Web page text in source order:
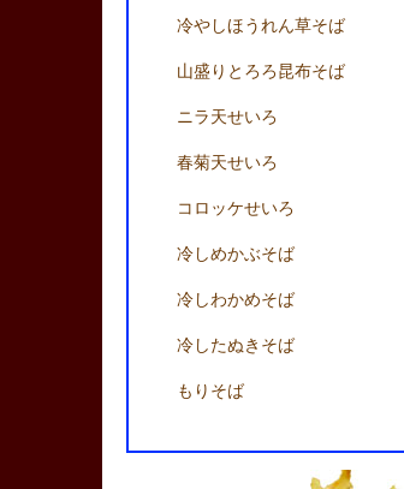
冷やしほうれん草そば
山盛りとろろ昆布そば
ニラ天せいろ
春菊天せいろ
コロッケせいろ
冷しめかぶそば
冷しわかめそば
冷したぬきそば
もりそば